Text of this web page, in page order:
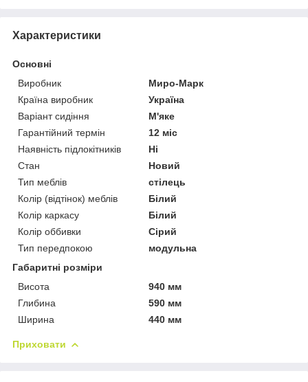
Характеристики
Основні
Виробник
Миро-Марк
Країна виробник
Україна
Варіант сидіння
М'яке
Гарантійний термін
12 міс
Наявність підлокітників
Ні
Стан
Новий
Тип меблів
стілець
Колір (відтінок) меблів
Білий
Колір каркасу
Білий
Колір оббивки
Сірий
Тип передпокою
модульна
Габаритні розміри
Висота
940 мм
Глибина
590 мм
Ширина
440 мм
Приховати